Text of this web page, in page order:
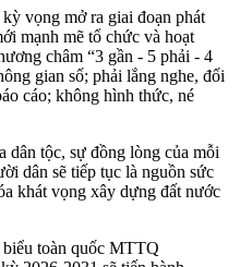
vọng mở ra giai đoạn phát
mạnh mẽ tổ chức và hoạt
châm “3 gần - 5 phải - 4
gian số; phải lắng nghe, đối
cáo; không hình thức, né
dân tộc, sự đồng lòng của mỗi
dân sẽ tiếp tục là nguồn sức
khát vọng xây dựng đất nước
toàn quốc MTTQ